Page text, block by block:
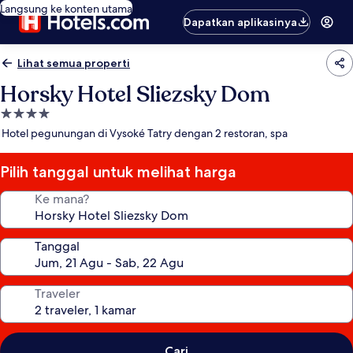
Langsung ke konten utama
Dapatkan aplikasinya
Lihat semua properti
Horsky Hotel Sliezsky Dom
Properti
bintang
Hotel pegunungan di Vysoké Tatry dengan 2 restoran, spa
Pilih tanggal untuk melihat harga
Ke mana?
Tanggal
Traveler